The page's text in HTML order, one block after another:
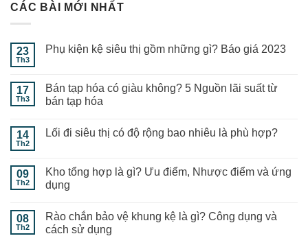
CÁC BÀI MỚI NHẤT
23
Th3
Phụ kiện kệ siêu thị gồm những gì? Báo giá 2023
17
Th3
Bán tạp hóa có giàu không? 5 Nguồn lãi suất từ
bán tạp hóa
14
Th2
Lối đi siêu thị có độ rộng bao nhiêu là phù hợp?
09
Th2
Kho tổng hợp là gì? Ưu điểm, Nhược điểm và ứng
dụng
08
Th2
Rào chắn bảo vệ khung kệ là gì? Công dụng và
cách sử dụng